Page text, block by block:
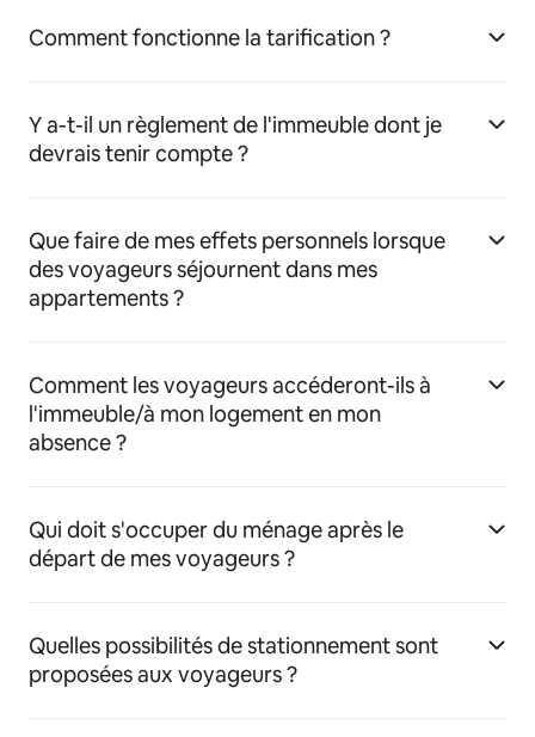
Comment fonctionne la tarification ?
Y a-t-il un règlement de l'immeuble dont je
devrais tenir compte ?
Que faire de mes effets personnels lorsque
des voyageurs séjournent dans mes
appartements ?
Comment les voyageurs accéderont-ils à
l'immeuble/à mon logement en mon
absence ?
Qui doit s'occuper du ménage après le
départ de mes voyageurs ?
Quelles possibilités de stationnement sont
proposées aux voyageurs ?